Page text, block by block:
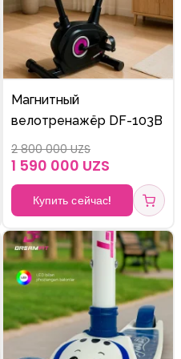
Магнитный
велотренажёр DF-103B
2 800 000 UZS
1 590 000 UZS
Купить сейчас!